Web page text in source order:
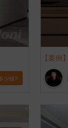
少钱?
【案例